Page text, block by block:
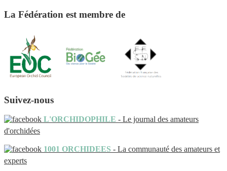
La Fédération est membre de
Suivez-nous
L'ORCHIDOPHILE - Le journal des amateurs
d'orchidées
1001 ORCHIDEES - La communauté des amateurs et
experts